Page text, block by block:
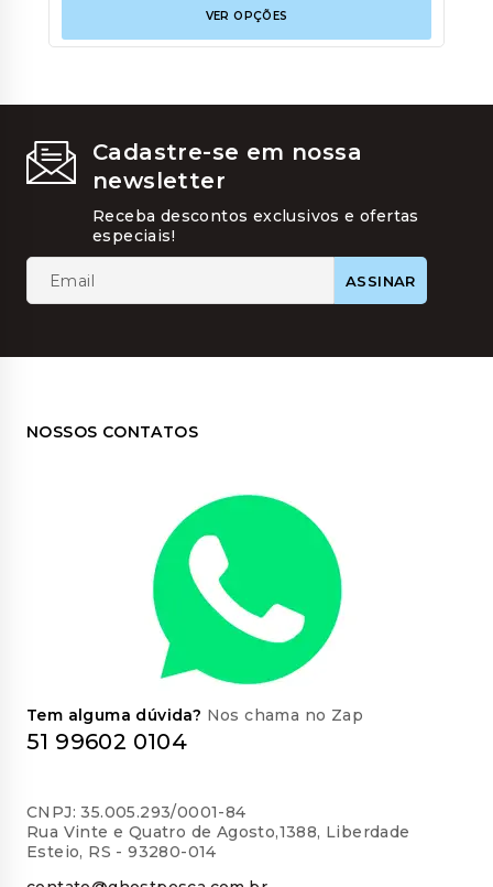
VER OPÇÕES
tem
As
Cadastre-se em nossa
newsletter
Receba descontos exclusivos e ofertas
especiais!
NOSSOS CONTATOS
Tem alguma dúvida? Nos chama no Zap
51 99602 0104
CNPJ: 35.005.293/0001-84
Rua Vinte e Quatro de Agosto,1388, Liberdade
Esteio, RS - 93280-014